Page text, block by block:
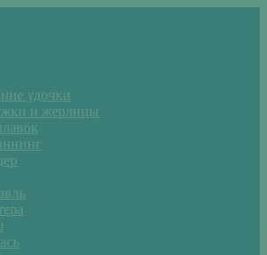
удочки
и жерлицы